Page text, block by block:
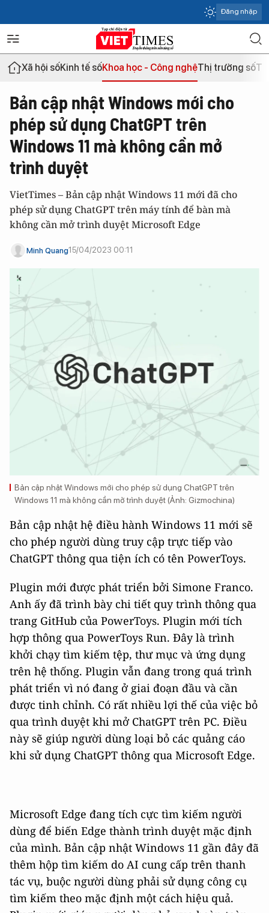
Đăng nhập
Xã hội sốKinh tế sốKhoa học - Công nghệThị trường số
Bản cập nhật Windows mới cho
phép sử dụng ChatGPT trên
Windows 11 mà không cần mở
trình duyệt
VietTimes – Bản cập nhật Windows 11 mới đã cho
phép sử dụng ChatGPT trên máy tính để bàn mà
không cần mở trình duyệt Microsoft Edge
Minh Quang15/04/2023 00:11
Bản cập nhật Windows mới cho phép sử dụng ChatGPT trên
Windows 11 mà không cần mở trình duyệt (Ảnh: Gizmochina)
Bản cập nhật hệ điều hành Windows 11 mới sẽ
cho phép người dùng truy cập trực tiếp vào
ChatGPT thông qua tiện ích có tên PowerToys.
Plugin mới được phát triển bởi Simone Franco.
Anh ấy đã trình bày chi tiết quy trình thông qua
trang GitHub của PowerToys. Plugin mới tích
hợp thông qua PowerToys Run. Đây là trình
khởi chạy tìm kiếm tệp, thư mục và ứng dụng
trên hệ thống. Plugin vẫn đang trong quá trình
phát triển vì nó đang ở giai đoạn đầu và cần
được tinh chỉnh. Có rất nhiều lợi thế của việc bỏ
qua trình duyệt khi mở ChatGPT trên PC. Điều
này sẽ giúp người dùng loại bỏ các quảng cáo
khi sử dụng ChatGPT thông qua Microsoft Edge.
Microsoft Edge đang tích cực tìm kiếm người
dùng để biến Edge thành trình duyệt mặc định
của mình. Bản cập nhật Windows 11 gần đây đã
thêm hộp tìm kiếm do AI cung cấp trên thanh
tác vụ, buộc người dùng phải sử dụng công cụ
tìm kiếm theo mặc định một cách hiệu quả.